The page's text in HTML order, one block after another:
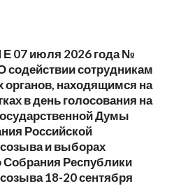
07 июля 2026 года №
содействии сотрудникам
органов, находящимся на
в день голосования на
Думы
Российской
и выборах
Собрания Республики
18-20 сентября